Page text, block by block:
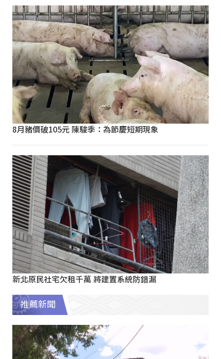
8月豬價破105元 陳駿季：為節慶短期現象
新北原民社宅欠租千萬 將建置系統防錯漏
推薦新聞